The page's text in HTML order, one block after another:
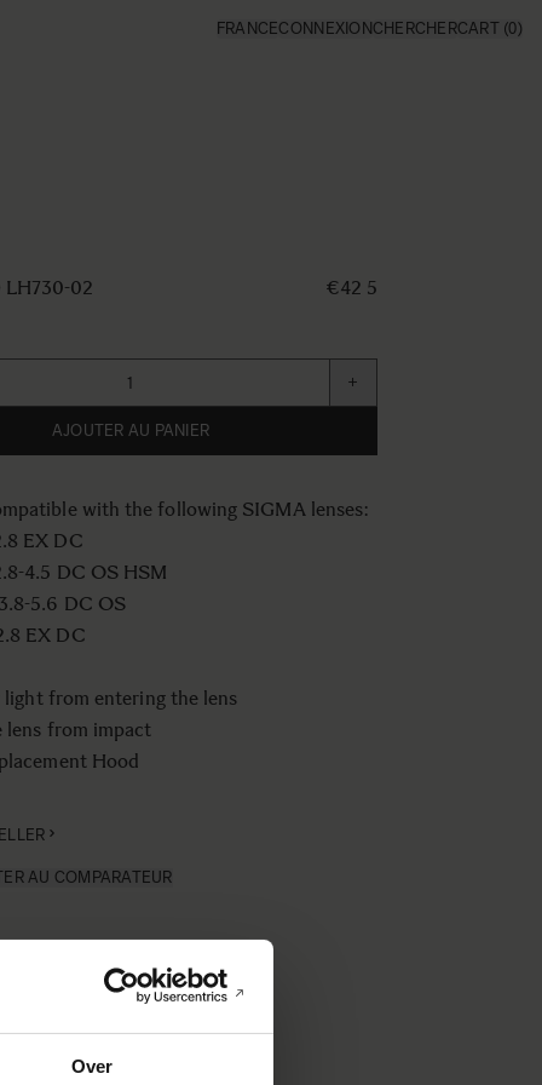
Over
FRANCECONNEXION CHERCHERCART (0)
LH730-02 €42 5
+
AJOUTER AU PANIER
with the following SIGMA lenses:
EX DC
4.5 DC OS HSM
5.6 DC OS
EX DC
light from entering the lens
lens from impact
Hood
AU COMPARATEUR